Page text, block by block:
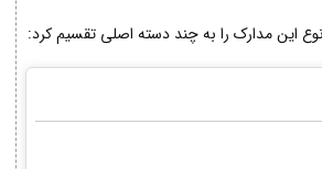
این مدارک را به چند دسته اصلی تقسیم کرد: